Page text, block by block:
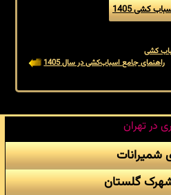
کشی 1405
کشی
راهنمای جامع اسباب‌کشی در سال 1405
در تهران
شمیرانات
شهرک گلستان